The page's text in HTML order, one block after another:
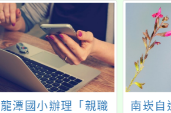
龍潭國小辦理「親職 南崁自